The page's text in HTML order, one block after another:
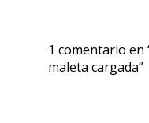
1 comentario en
maleta cargada”